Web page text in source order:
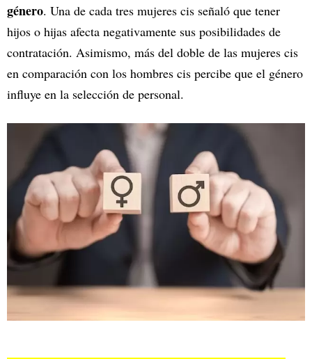
género. Una de cada tres mujeres cis señaló que tener
hijos o hijas afecta negativamente sus posibilidades de
contratación. Asimismo, más del doble de las mujeres cis
en comparación con los hombres cis percibe que el género
influye en la selección de personal.